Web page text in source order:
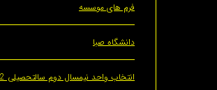
فرم های موسسه
دانشگاه صبا
انتخاب واحد نیمسال دوم سالتحصیلی 1402-1401